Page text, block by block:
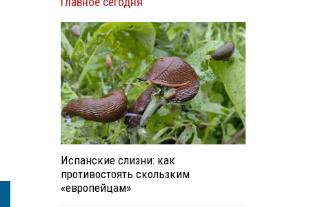
Испанские слизни: как
противостоять скользким
«европейцам»